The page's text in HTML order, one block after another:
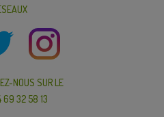
NOUS SUR LE
69 32 58 13